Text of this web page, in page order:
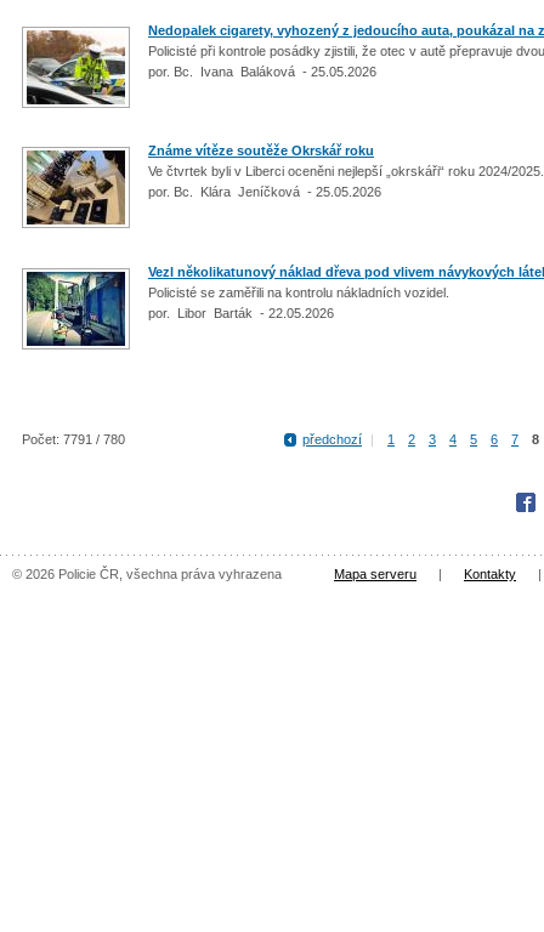
Nedopalek cigarety, vyhozený z jedoucího auta, poukázal na
Policisté při kontrole posádky zjistili, že otec v autě přepravuje
por. Bc. Ivana Baláková - 25.05.2026
Známe vítěze soutěže Okrskář roku
Ve čtvrtek byli v Liberci oceněni nejlepší „okrskáři“ roku 2024/
por. Bc. Klára Jeníčková - 25.05.2026
Vezl několikatunový náklad dřeva pod vlivem návykových
Policisté se zaměřili na kontrolu nákladních vozidel.
por. Libor Barták - 22.05.2026
Počet: 7791 / 780 předchozí | 1 2 3 4 5 6 7 8
© 2026 Policie ČR, všechna práva vyhrazena Mapa serveru | Kontakty |